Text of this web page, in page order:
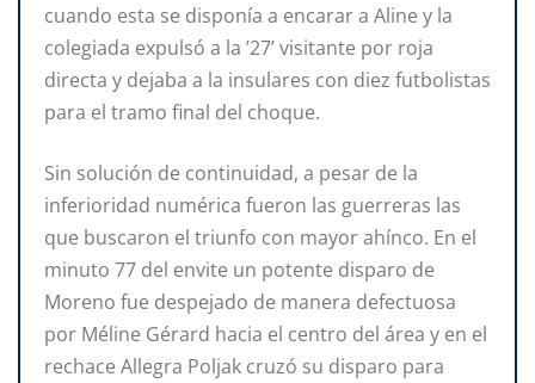
cuando esta se disponía a encarar a Aline y la
colegiada expulsó a la ’27’ visitante por roja
directa y dejaba a la insulares con diez futbolistas
para el tramo final del choque.
Sin solución de continuidad, a pesar de la
inferioridad numérica fueron las guerreras las
que buscaron el triunfo con mayor ahínco. En el
minuto 77 del envite un potente disparo de
Moreno fue despejado de manera defectuosa
por Méline Gérard hacia el centro del área y en el
rechace Allegra Poljak cruzó su disparo para